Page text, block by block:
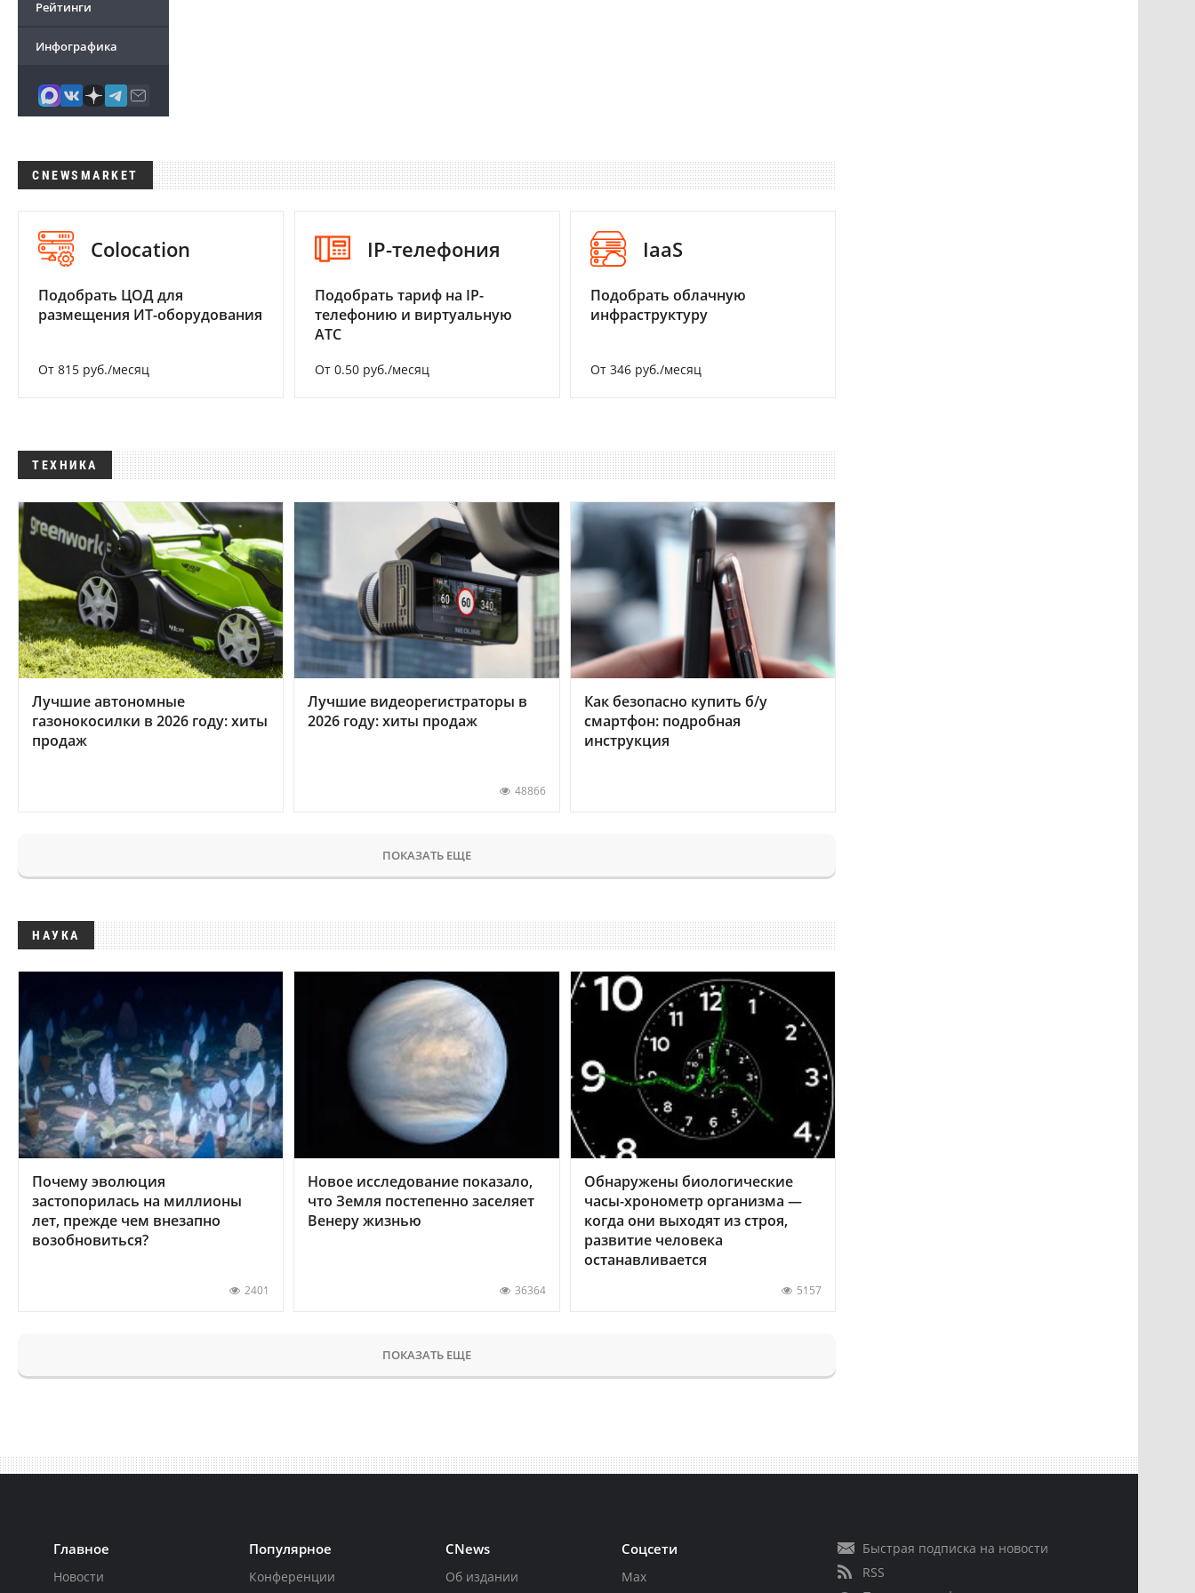
Рейтинги
Инфографика
CNEWSMARKET
Colocation
Подобрать ЦОД для
размещения ИТ-оборудования
От 815 руб./месяц
IP-телефония
Подобрать тариф на IP-
телефонию и виртуальную
АТС
От 0.50 руб./месяц
IaaS
Подобрать облачную
инфраструктуру
От 346 руб./месяц
ТЕХНИКА
Лучшие автономные
газонокосилки в 2026 году: хиты
продаж
Лучшие видеорегистраторы в
2026 году: хиты продаж
48866
Как безопасно купить б/у
смартфон: подробная
инструкция
ПОКАЗАТЬ ЕЩЕ
НАУКА
Почему эволюция
застопорилась на миллионы
лет, прежде чем внезапно
возобновиться?
2401
Новое исследование показало,
что Земля постепенно заселяет
Венеру жизнью
36364
Обнаружены биологические
часы-хронометр организма —
когда они выходят из строя,
развитие человека
останавливается
5157
ПОКАЗАТЬ ЕЩЕ
Главное
Новости
Популярное
Конференции
CNews
Об издании
Соцсети
Max
Быстрая подписка на новости
RSS